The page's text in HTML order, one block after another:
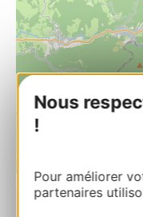
Nous
!
Pour améliorer
partenaires